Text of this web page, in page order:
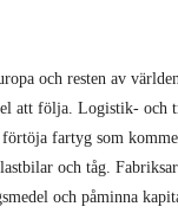
och resten av
att följa. Logistik- och
förtöja fartyg som
och tåg.
och påminna